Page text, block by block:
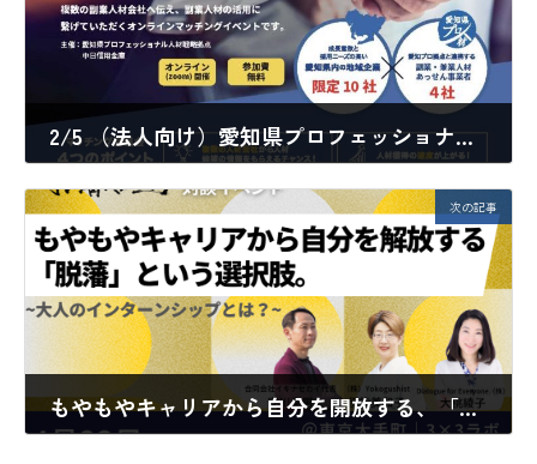
2/5 （法人向け）愛知県プロフェッショナル人材戦略拠点主催「副業人材会社とのダイレクトマッチング促進会」イベント登壇のお知らせ
次の記事
もやもやキャリアから自分を開放する、「脱藩」という選択肢。～大人のインターンシップとは？～【ハイブリッド開催】